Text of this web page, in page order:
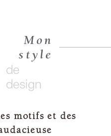
Mon
style
de
design
motifs et des